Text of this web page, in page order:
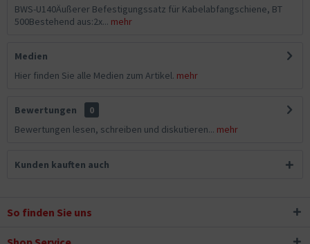
BWS-U140Äußerer Befestigungssatz für Kabelabfangschiene, BT
500Bestehend aus:2x... mehr
Medien
Hier finden Sie alle Medien zum Artikel. mehr
Bewertungen
0
Bewertungen lesen, schreiben und diskutieren... mehr
Kunden kauften auch
So finden Sie uns